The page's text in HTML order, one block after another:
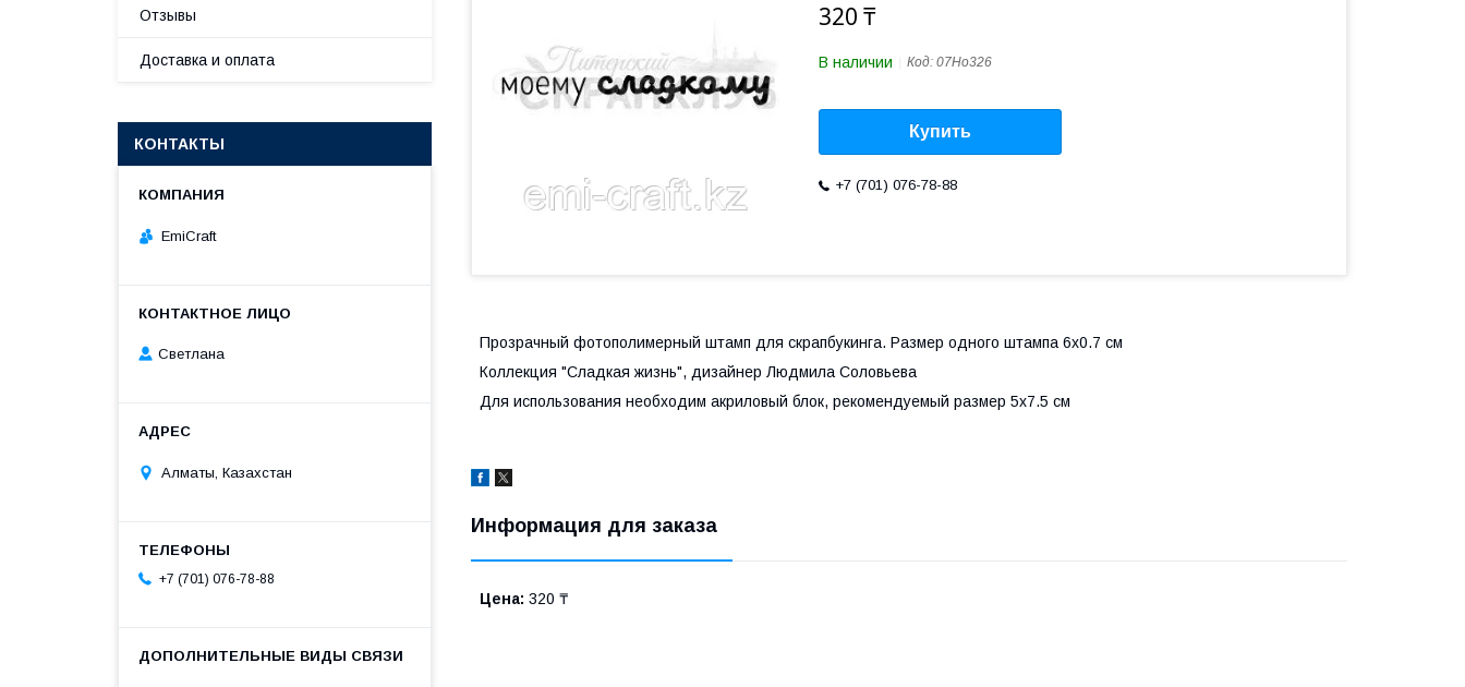
320 ₸
В наличии Код: 07Но326
Купить
+7 (701) 076-78-88
Прозрачный фотополимерный штамп для скрапбукинга. Размер одного штампа 6х0.7 см
Коллекция "Сладкая жизнь", дизайнер Людмила Соловьева
Для использования необходим акриловый блок, рекомендуемый размер 5х7.5 см
Информация для заказа
Цена: 320 ₸
Отзывы
Доставка и оплата
КОНТАКТЫ
EmiCraft
Светлана
Алматы, Казахстан
+7 (701) 076-78-88